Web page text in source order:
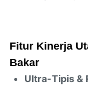
Fitur Kinerja
Bakar
Ultra-Tipis &